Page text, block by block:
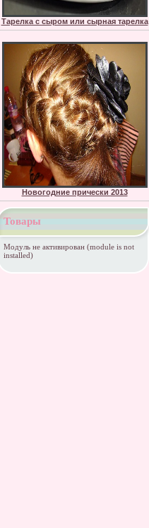
Тарелка с сыром или сырная тарелка
Новогодние прически 2013
Товары
Модуль не активирован (module is not
installed)